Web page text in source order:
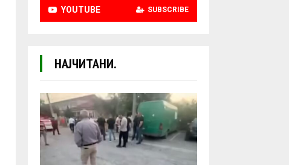
YOUTUBE SUBSCRIBE
НАЈЧИТАНИ.